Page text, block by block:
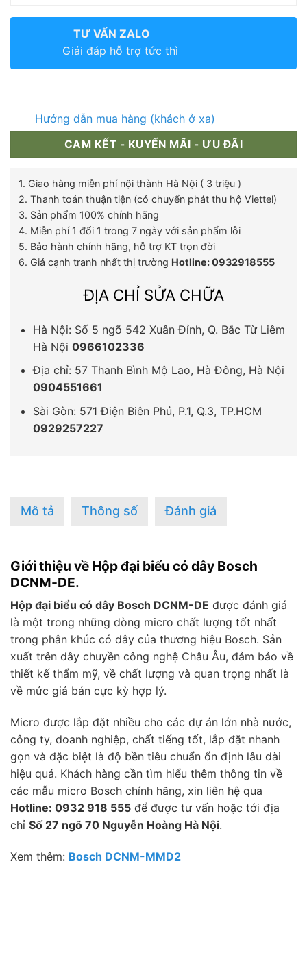
TƯ VẤN ZALO
Giải đáp hỗ trợ tức thì
Hướng dẫn mua hàng (khách ở xa)
CAM KẾT - KUYẾN MÃI - ƯU ĐÃI
1. Giao hàng miễn phí nội thành Hà Nội ( 3 triệu )
2. Thanh toán thuận tiện (có chuyển phát thu hộ Viettel)
3. Sản phẩm 100% chính hãng
4. Miễn phí 1 đổi 1 trong 7 ngày với sản phẩm lỗi
5. Bảo hành chính hãng, hỗ trợ KT trọn đời
6. Giá cạnh tranh nhất thị trường Hotline: 0932918555
ĐỊA CHỈ SỬA CHỮA
Hà Nội: Số 5 ngõ 542 Xuân Đỉnh, Q. Bắc Từ Liêm
Hà Nội 0966102336
Địa chỉ: 57 Thanh Bình Mộ Lao, Hà Đông, Hà Nội
0904551661
Sài Gòn: 571 Điện Biên Phủ, P.1, Q.3, TP.HCM
0929257227
Mô tả Thông số Đánh giá
Giới thiệu về Hộp đại biểu có dây Bosch
DCNM-DE.
Hộp đại biểu có dây Bosch DCNM-DE được đánh giá
là một trong những dòng micro chất lượng tốt nhất
trong phân khúc có dây của thương hiệu Bosch. Sản
xuất trên dây chuyền công nghệ Châu Âu, đảm bảo về
thiết kế thẩm mỹ, về chất lượng và quan trọng nhất là
về mức giá bán cực kỳ hợp lý.
Micro được lắp đặt nhiều cho các dự án lớn nhà nước,
công ty, doanh nghiệp, chất tiếng tốt, lắp đặt nhanh
gọn và đặc biệt là độ bền tiêu chuẩn ổn định lâu dài
hiệu quả. Khách hàng cần tìm hiểu thêm thông tin về
các mẫu micro Bosch chính hãng, xin liên hệ qua
Hotline: 0932 918 555 để được tư vấn hoặc tới địa
chỉ Số 27 ngõ 70 Nguyễn Hoàng Hà Nội.
Xem thêm: Bosch DCNM-MMD2